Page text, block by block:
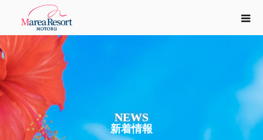
NEWS
新着情報